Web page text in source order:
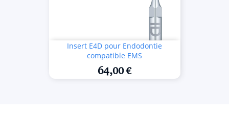
Insert E4D pour Endodontie
compatible EMS
64,00 €